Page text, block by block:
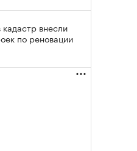
внесли
по реновации